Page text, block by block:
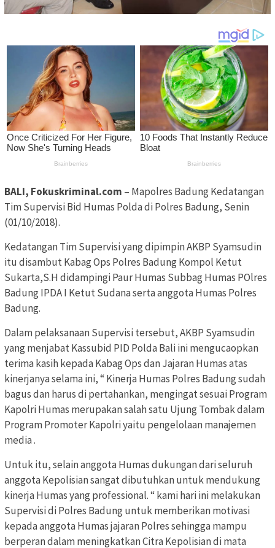
BALI, Fokuskriminal.com – Mapolres Badung Kedatangan
Tim Supervisi Bid Humas Polda di Polres Badung, Senin
(01/10/2018).
Kedatangan Tim Supervisi yang dipimpin AKBP Syamsudin
itu disambut Kabag Ops Polres Badung Kompol Ketut
Sukarta,S.H didampingi Paur Humas Subbag Humas POlres
Badung IPDA I Ketut Sudana serta anggota Humas Polres
Badung.
Dalam pelaksanaan Supervisi tersebut, AKBP Syamsudin
yang menjabat Kassubid PID Polda Bali ini mengucaopkan
terima kasih kepada Kabag Ops dan Jajaran Humas atas
kinerjanya selama ini, “ Kinerja Humas Polres Badung sudah
bagus dan harus di pertahankan, mengingat sesuai Program
Kapolri Humas merupakan salah satu Ujung Tombak dalam
Program Promoter Kapolri yaitu pengelolaan manajemen
media .
Untuk itu, selain anggota Humas dukungan dari seluruh
anggota Kepolisian sangat dibutuhkan untuk mendukung
kinerja Humas yang professional. “ kami hari ini melakukan
Supervisi di Polres Badung untuk memberikan motivasi
kepada anggota Humas jajaran Polres sehingga mampu
berperan dalam meningkatkan Citra Kepolisian di mata